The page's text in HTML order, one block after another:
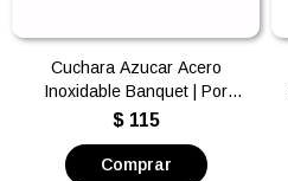
Cuchara Azucar Acero
Inoxidable Banquet | Por
unidad
$ 115